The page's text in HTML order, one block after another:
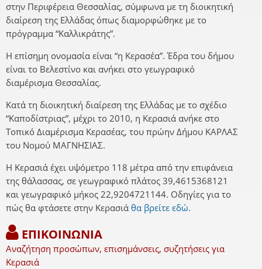
στην Περιφέρεια Θεσσαλίας, σύμφωνα με τη διοικητική
διαίρεση της Ελλάδας όπως διαμορφώθηκε με το
πρόγραμμα “Καλλικράτης”.
Η επίσημη ονομασία είναι “η Κερασέα”. Έδρα του δήμου
είναι το Βελεστίνο και ανήκει στο γεωγραφικό
διαμέρισμα Θεσσαλίας.
Κατά τη διοικητική διαίρεση της Ελλάδας με το σχέδιο
“Καποδίστριας”, μέχρι το 2010, η Κερασιά ανήκε στο
Τοπικό Διαμέρισμα Κερασέας, του πρώην Δήμου ΚΑΡΛΑΣ
του Νομού ΜΑΓΝΗΣΙΑΣ.
Η Κερασιά έχει υψόμετρο 118 μέτρα από την επιφάνεια
της θάλασσας, σε γεωγραφικό πλάτος 39,4615368121
και γεωγραφικό μήκος 22,9204721144. Οδηγίες για το
πώς θα φτάσετε στην Κερασιά θα βρείτε εδώ.
ΕΠΙΚΟΙΝΩΝΙΑ
Αναζήτηση προσώπων, επισημάνσεις, συζητήσεις για
Κερασιά